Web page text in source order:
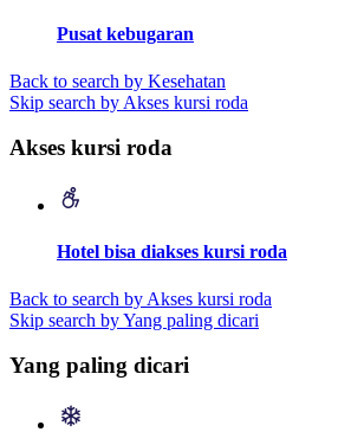
Pusat kebugaran
Back to search by Kesehatan
Skip search by Akses kursi roda
Akses kursi roda
Hotel bisa diakses kursi roda
Back to search by Akses kursi roda
Skip search by Yang paling dicari
Yang paling dicari